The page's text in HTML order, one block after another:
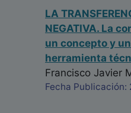
LA
NEGATIVA. La
un concepto y
herramienta
Francisco Javier
Fecha Publicación: